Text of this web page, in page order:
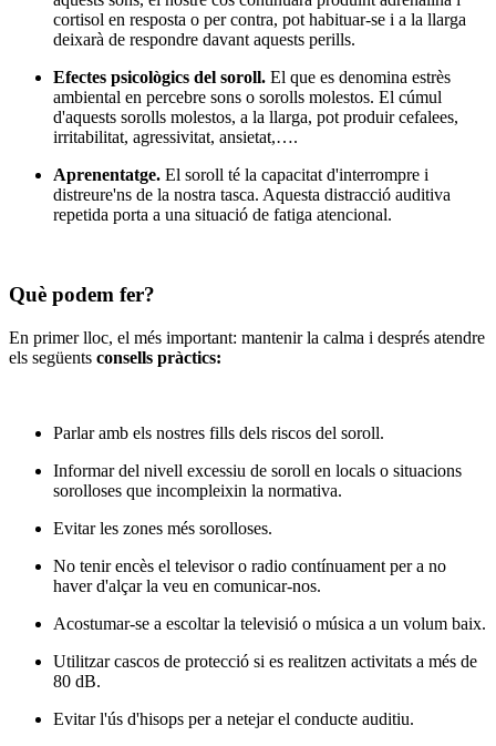
cortisol en resposta o per contra, pot habituar-se i a la llarga
deixarà de respondre davant aquests perills.
Efectes psicològics del soroll. El que es denomina estrès
ambiental en percebre sons o sorolls molestos. El cúmul
d'aquests sorolls molestos, a la llarga, pot produir cefalees,
irritabilitat, agressivitat, ansietat,….
Aprenentatge. El soroll té la capacitat d'interrompre i
distreure'ns de la nostra tasca. Aquesta distracció auditiva
repetida porta a una situació de fatiga atencional.
Què podem fer?
En primer lloc, el més important: mantenir la calma i després atendre
els següents consells pràctics:
Parlar amb els nostres fills dels riscos del soroll.
Informar del nivell excessiu de soroll en locals o situacions
sorolloses que incompleixin la normativa.
Evitar les zones més sorolloses.
No tenir encès el televisor o radio contínuament per a no
haver d'alçar la veu en comunicar-nos.
Acostumar-se a escoltar la televisió o música a un volum baix.
Utilitzar cascos de protecció si es realitzen activitats a més de
80 dB.
Evitar l'ús d'hisops per a netejar el conducte auditiu.